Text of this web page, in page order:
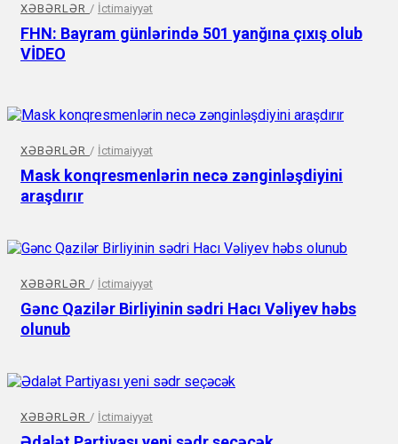
XƏBƏRLƏR / İctimaiyyət
FHN: Bayram günlərində 501 yanğına çıxış olub
VİDEO
XƏBƏRLƏR / İctimaiyyət
Mask konqresmenlərin necə zənginləşdiyini
araşdırır
XƏBƏRLƏR / İctimaiyyət
Gənc Qazilər Birliyinin sədri Hacı Vəliyev həbs
olunub
XƏBƏRLƏR / İctimaiyyət